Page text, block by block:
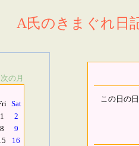
A氏のきまぐれ日
次の月
Sat
1
2
8
9
16
この日の